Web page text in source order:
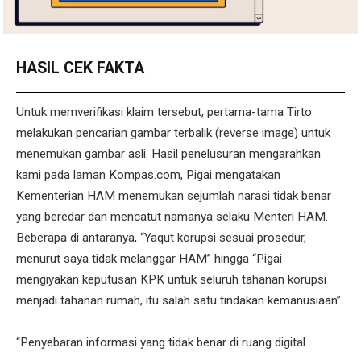
HASIL CEK FAKTA
Untuk memverifikasi klaim tersebut, pertama-tama Tirto
melakukan pencarian gambar terbalik (reverse image) untuk
menemukan gambar asli. Hasil penelusuran mengarahkan
kami pada laman Kompas.com, Pigai mengatakan
Kementerian HAM menemukan sejumlah narasi tidak benar
yang beredar dan mencatut namanya selaku Menteri HAM.
Beberapa di antaranya, “Yaqut korupsi sesuai prosedur,
menurut saya tidak melanggar HAM” hingga “Pigai
mengiyakan keputusan KPK untuk seluruh tahanan korupsi
menjadi tahanan rumah, itu salah satu tindakan kemanusiaan”.
“Penyebaran informasi yang tidak benar di ruang digital